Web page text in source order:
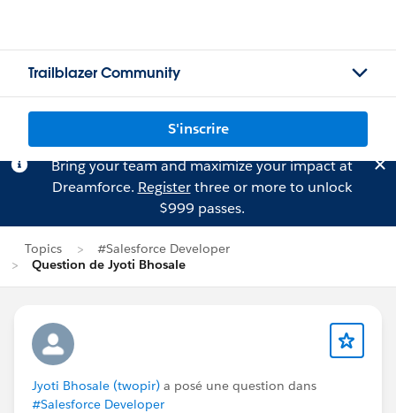
Trailblazer Community
S'inscrire
Bring your team and maximize your impact at
Dreamforce. Registerthree or more to unlock
$999 passes.
Topics
#Salesforce Developer
Question de Jyoti Bhosale
Jyoti Bhosale (twopir) a posé une question dans
#Salesforce Developer